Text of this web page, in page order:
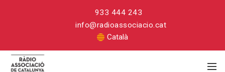
933 444 243
info@radioassociacio.cat
Català